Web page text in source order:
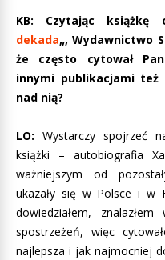
KB: Czytając książkę
dekada„, Wydawnictwo
że często cytował
innymi publikacjami też
nad nią?
LO: Wystarczy spojrzeć
książki – autobiografia
ważniejszym od
ukazały się w Polsce i w
dowiedziałem,
spostrzeżeń, więc
najlepsza i jak najmocniej